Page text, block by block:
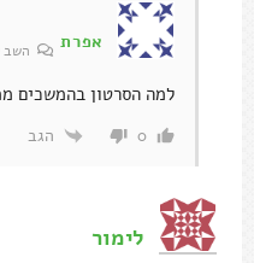
אפרת השב
למה הסרטון בהמשכים
0 הגב
לימור